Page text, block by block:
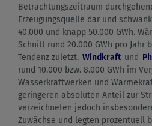
Betrachtungszeitraum
Erzeugungsquelle dar und
40.000 und knapp 50.000 GWh.
Schnitt rund 20.000 GWh pro Jahr
Tendenz zuletzt. Windkraft und
rund 10.000 bzw. 8.000 GWh im
Wasserkraftwerken und
geringeren absoluten Anteil zur
verzeichneten jedoch
Zuwächse und legten prozentuell